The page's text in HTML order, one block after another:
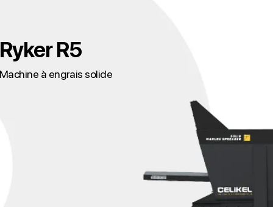
Ryker R5
Machine à engrais solide